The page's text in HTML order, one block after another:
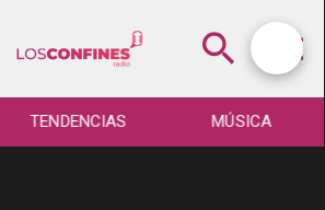
TENDENCIAS MÚSICA